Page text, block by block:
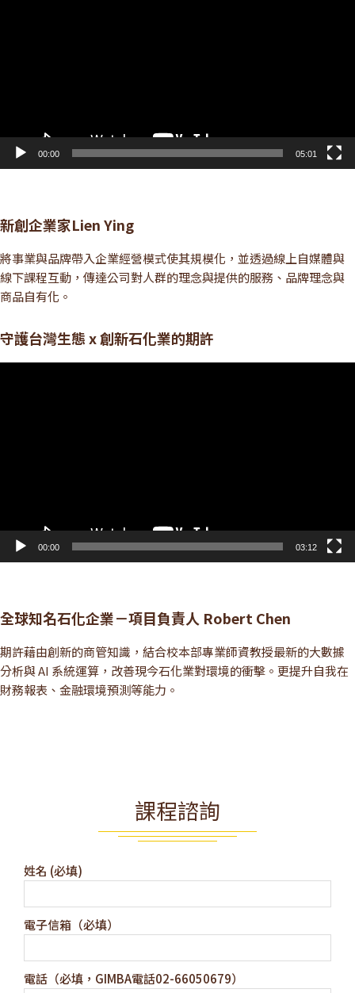
00:00 05:01
新創企業家Lien Ying
將事業與品牌帶入企業經營模式使其規模化，並透過線上自媒體與
線下課程互動，傳達公司對人群的理念與提供的服務、品牌理念與
商品自有化。
守護台灣生態 x 創新石化業的期許
00:00 03:12
全球知名石化企業－項目負責人 Robert Chen
期許藉由創新的商管知識，結合校本部專業師資教授最新的大數據
分析與 AI 系統運算，改善現今石化業對環境的衝擊。更提升自我在
財務報表、金融環境預測等能力。
課程諮詢
姓名 (必填)
電子信箱（必填）
電話（必填，GIMBA電話02-66050679）